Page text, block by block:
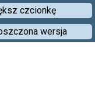
czcionkę
wersja